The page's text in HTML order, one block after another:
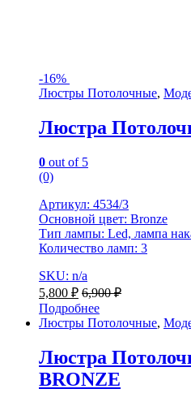
-16%
Люстры Потолочные,
Люстра
0 out of 5
(0)
Артикул: 4534/3
Основной цвет: Bronze
Тип лампы: Led, лампа
Количество ламп: 3
SKU: n/a
5,800 ₽ 6,900₽
Подробнее
Люстры Потолочные,
Люстра
BRONZE